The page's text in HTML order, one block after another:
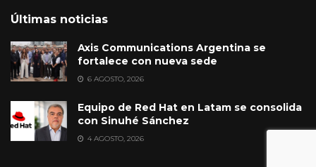
Últimas noticias
Axis Communications Argentina se
fortalece con nueva sede
6 AGOSTO, 2026
Equipo de Red Hat en Latam se consolida
con Sinuhé Sánchez
4 AGOSTO, 2026